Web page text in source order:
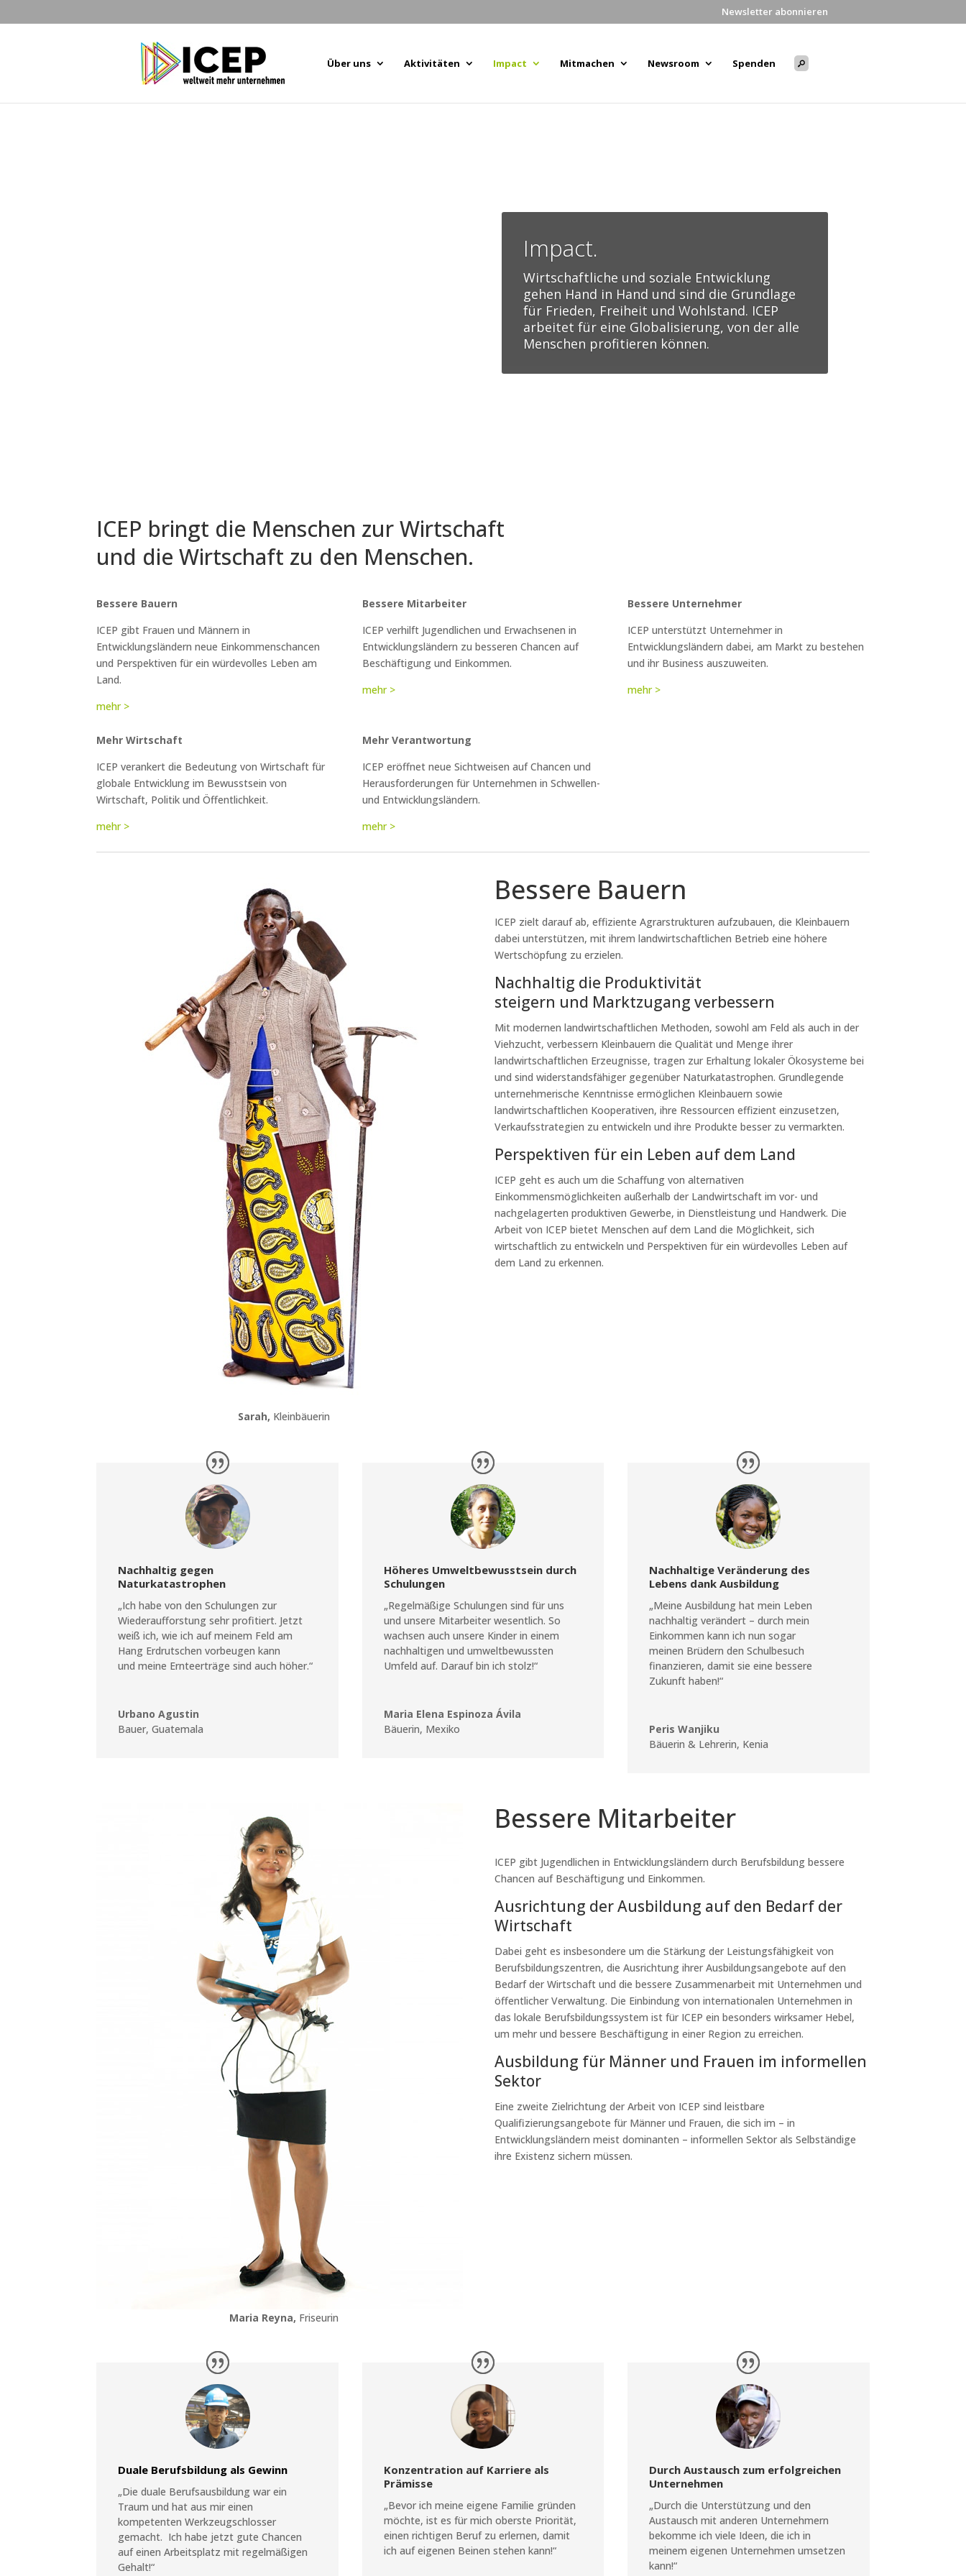
Newsletter abonnieren
Über uns Aktivitäten Impact Mitmachen Newsroom Spenden
Impact.
Wirtschaftliche und soziale Entwicklung
gehen Hand in Hand und sind die Grundlage
für Frieden, Freiheit und Wohlstand. ICEP
arbeitet für eine Globalisierung, von der alle
Menschen profitieren können.
ICEP bringt die Menschen zur Wirtschaft
und die Wirtschaft zu den Menschen.
Bessere Bauern
ICEP gibt Frauen und Männern in
Entwicklungsländern neue Einkommenschancen
und Perspektiven für ein würdevolles Leben am
Land.
mehr >
Bessere Mitarbeiter
ICEP verhilft Jugendlichen und Erwachsenen in
Entwicklungsländern zu besseren Chancen auf
Beschäftigung und Einkommen.
mehr >
Bessere Unternehmer
ICEP unterstützt Unternehmer in
Entwicklungsländern dabei, am Markt zu bestehen
und ihr Business auszuweiten.
mehr >
Mehr Wirtschaft
ICEP verankert die Bedeutung von Wirtschaft für
globale Entwicklung im Bewusstsein von
Wirtschaft, Politik und Öffentlichkeit.
mehr >
Mehr Verantwortung
ICEP eröffnet neue Sichtweisen auf Chancen und
Herausforderungen für Unternehmen in Schwellen-
und Entwicklungsländern.
mehr >
Sarah, Kleinbäuerin
Bessere Bauern
ICEP zielt darauf ab, effiziente Agrarstrukturen aufzubauen, die Kleinbauern
dabei unterstützen, mit ihrem landwirtschaftlichen Betrieb eine höhere
Wertschöpfung zu erzielen.
Nachhaltig die Produktivität
steigern und Marktzugang verbessern
Mit modernen landwirtschaftlichen Methoden, sowohl am Feld als auch in der
Viehzucht, verbessern Kleinbauern die Qualität und Menge ihrer
landwirtschaftlichen Erzeugnisse, tragen zur Erhaltung lokaler Ökosysteme bei
und sind widerstandsfähiger gegenüber Naturkatastrophen. Grundlegende
unternehmerische Kenntnisse ermöglichen Kleinbauern sowie
landwirtschaftlichen Kooperativen, ihre Ressourcen effizient einzusetzen,
Verkaufsstrategien zu entwickeln und ihre Produkte besser zu vermarkten.
Perspektiven für ein Leben auf dem Land
ICEP geht es auch um die Schaffung von alternativen
Einkommensmöglichkeiten außerhalb der Landwirtschaft im vor- und
nachgelagerten produktiven Gewerbe, in Dienstleistung und Handwerk. Die
Arbeit von ICEP bietet Menschen auf dem Land die Möglichkeit, sich
wirtschaftlich zu entwickeln und Perspektiven für ein würdevolles Leben auf
dem Land zu erkennen.
Nachhaltig gegen
Naturkatastrophen
„Ich habe von den Schulungen zur
Wiederaufforstung sehr profitiert. Jetzt
weiß ich, wie ich auf meinem Feld am
Hang Erdrutschen vorbeugen kann
und meine Ernteerträge sind auch höher.“
Urbano Agustin
Bauer, Guatemala
Höheres Umweltbewusstsein durch
Schulungen
„Regelmäßige Schulungen sind für uns
und unsere Mitarbeiter wesentlich. So
wachsen auch unsere Kinder in einem
nachhaltigen und umweltbewussten
Umfeld auf. Darauf bin ich stolz!“
Maria Elena Espinoza Ávila
Bäuerin, Mexiko
Nachhaltige Veränderung des
Lebens dank Ausbildung
„Meine Ausbildung hat mein Leben
nachhaltig verändert – durch mein
Einkommen kann ich nun sogar
meinen Brüdern den Schulbesuch
finanzieren, damit sie eine bessere
Zukunft haben!“
Peris Wanjiku
Bäuerin & Lehrerin, Kenia
Maria Reyna, Friseurin
Bessere Mitarbeiter
ICEP gibt Jugendlichen in Entwicklungsländern durch Berufsbildung bessere
Chancen auf Beschäftigung und Einkommen.
Ausrichtung der Ausbildung auf den Bedarf der
Wirtschaft
Dabei geht es insbesondere um die Stärkung der Leistungsfähigkeit von
Berufsbildungszentren, die Ausrichtung ihrer Ausbildungsangebote auf den
Bedarf der Wirtschaft und die bessere Zusammenarbeit mit Unternehmen und
öffentlicher Verwaltung. Die Einbindung von internationalen Unternehmen in
das lokale Berufsbildungssystem ist für ICEP ein besonders wirksamer Hebel,
um mehr und bessere Beschäftigung in einer Region zu erreichen.
Ausbildung für Männer und Frauen im informellen
Sektor
Eine zweite Zielrichtung der Arbeit von ICEP sind leistbare
Qualifizierungsangebote für Männer und Frauen, die sich im – in
Entwicklungsländern meist dominanten – informellen Sektor als Selbständige
ihre Existenz sichern müssen.
Duale Berufsbildung als Gewinn
„Die duale Berufsausbildung war ein
Traum und hat aus mir einen
kompetenten Werkzeugschlosser
gemacht. Ich habe jetzt gute Chancen
auf einen Arbeitsplatz mit regelmäßigen
Gehalt!“
Konzentration auf Karriere als
Prämisse
„Bevor ich meine eigene Familie gründen
möchte, ist es für mich oberste Priorität,
einen richtigen Beruf zu erlernen, damit
ich auf eigenen Beinen stehen kann!“
Durch Austausch zum erfolgreichen
Unternehmen
„Durch die Unterstützung und den
Austausch mit anderen Unternehmern
bekomme ich viele Ideen, die ich in
meinem eigenen Unternehmen umsetzen
kann!“